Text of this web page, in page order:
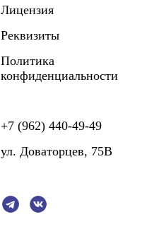
Лицензия
Реквизиты
Политика
конфиденциальности
+7 (962) 440-49-49
ул. Доваторцев, 75В